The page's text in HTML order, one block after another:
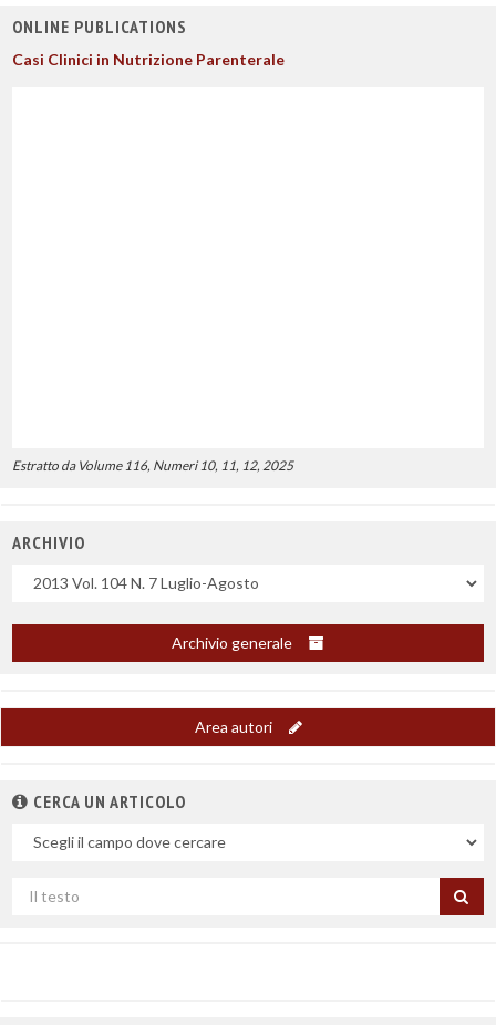
ONLINE PUBLICATIONS
Casi Clinici in Nutrizione Parenterale
Estratto da Volume 116, Numeri 10, 11, 12, 2025
ARCHIVIO
Uscite
Archivio generale
Area autori
CERCA UN ARTICOLO
Nel
Cerca